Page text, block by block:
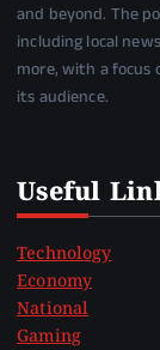
and beyond. The
including local
more, with a focus
its audience.
Useful
Technology
Economy
National
Gaming